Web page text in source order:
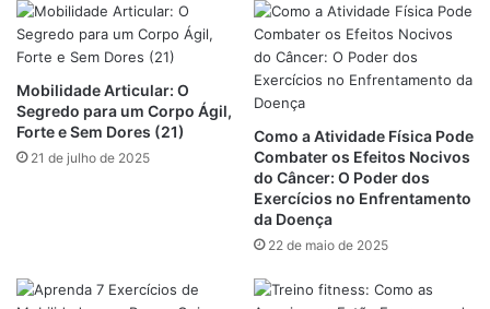
Que Ele É Essencial Para o
Corpo Fitness?
O alongamento é um conjunto de técnicas e movimentos
que visam aumentar a flexibilidade muscular e a amplitude
de movimento das articulações. Embora muitas pessoas
associem o alongamento apenas à preparação para o
treino, sua importância vai muito além.
e HIIT — tende a encurtar certos grupos musculares,
Mobilidade Articular: O
Segredo para um Corpo Ágil,
Forte e Sem Dores (21)
21 de julho de 2025
Como a Atividade Física Pode
Combater os Efeitos Nocivos
do Câncer: O Poder dos
Exercícios no Enfrentamento
da Doença
22 de maio de 2025